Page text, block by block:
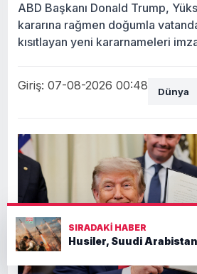
ABD Başkanı Donald Trump,
kararına rağmen doğumla
kısıtlayan yeni kararnameleri
Giriş: 07-08-2026 00:48 Dünya
SIRADAKI HABER
Husiler, Suudi